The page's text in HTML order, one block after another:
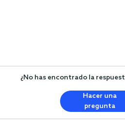
¿No has encontrado la
Hacer una
pregunta